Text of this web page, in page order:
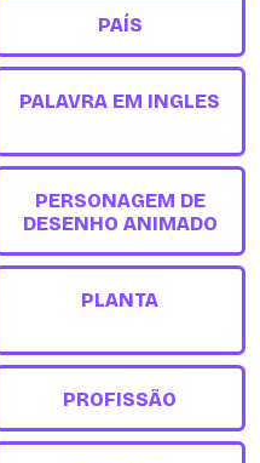
PAÍS
PALAVRA EM INGLES
PERSONAGEM DE
DESENHO ANIMADO
PLANTA
PROFISSÃO